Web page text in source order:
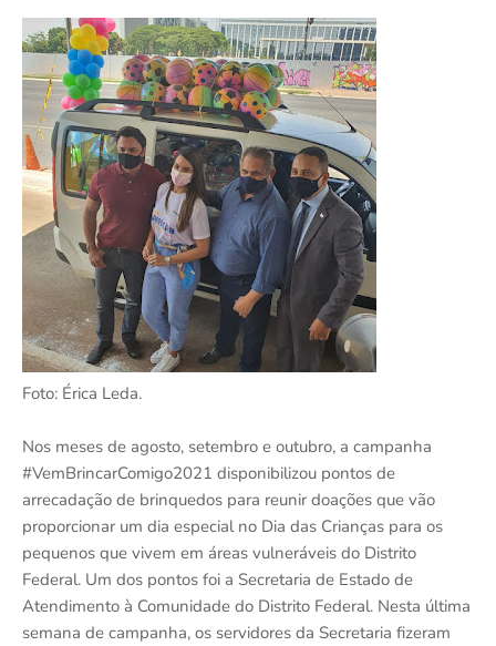
Foto: Érica Leda.
Nos meses de agosto, setembro e outubro, a campanha
#VemBrincarComigo2021 disponibilizou pontos de
arrecadação de brinquedos para reunir doações que vão
proporcionar um dia especial no Dia das Crianças para os
pequenos que vivem em áreas vulneráveis do Distrito
Federal. Um dos pontos foi a Secretaria de Estado de
Atendimento à Comunidade do Distrito Federal. Nesta última
semana de campanha, os servidores da Secretaria fizeram